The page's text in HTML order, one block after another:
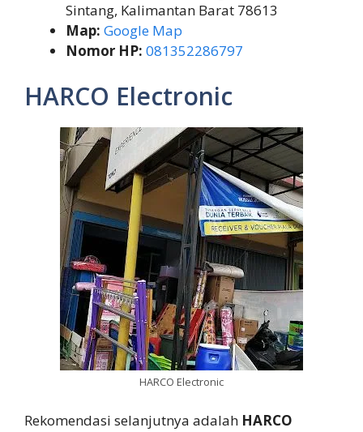
Sintang, Kalimantan Barat 78613
Map: Google Map
Nomor HP: 081352286797
HARCO Electronic
HARCO Electronic
Rekomendasi selanjutnya adalah HARCO